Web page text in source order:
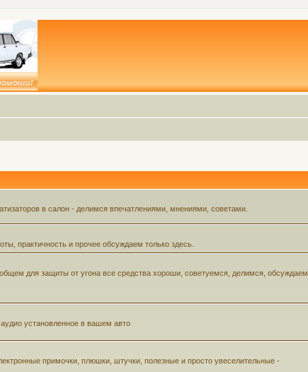
в салон - делимся впечатлениями, мнениями, советами.
практичность и прочее обсуждаем только здесь.
для защиты от угона все средства хороши, советуемся, делимся, обсуждаем
установленное в вашем авто
примочки, плюшки, штучки, полезные и просто увеселительные -